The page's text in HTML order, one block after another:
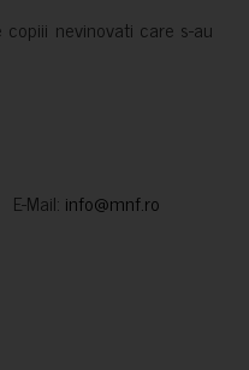
nevinovati care s-au
Mail: info@mnf.ro